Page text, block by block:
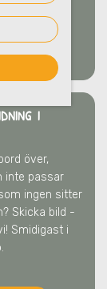
MER
I
över,
inte passar
ingen sitter
? Skicka bild -
Smidigast i